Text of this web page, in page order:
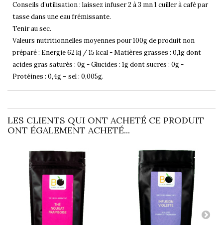
Conseils d’utilisation : laissez infuser 2 à 3 mn 1 cuiller à café par
tasse dans une eau frémissante.
Tenir au sec.
Valeurs nutritionnelles moyennes pour 100g de produit non
préparé : Energie 62 kj / 15 kcal - Matières grasses : 0,1g dont
acides gras saturés : 0g - Glucides : 1g dont sucres : 0g -
Protéines : 0,4g – sel : 0,005g.
LES CLIENTS QUI ONT ACHETÉ CE PRODUIT
ONT ÉGALEMENT ACHETÉ...